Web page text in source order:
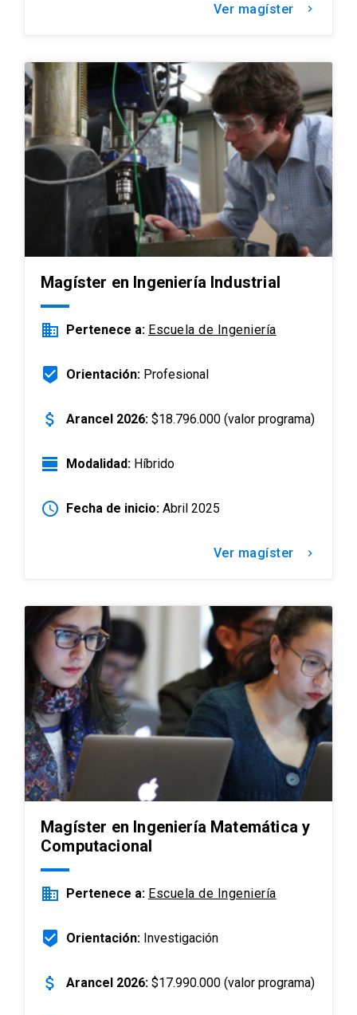
Ver magíster keyboard_arrow_right
Magíster en Ingeniería Industrial
business Pertenece a: Escuela de Ingeniería
beenhere Orientación: Profesional
attach_money Arancel 2026: $18.796.000 (valor programa)
view_day Modalidad: Híbrido
schedule Fecha de inicio: Abril 2025
Ver magíster keyboard_arrow_right
Magíster en Ingeniería Matemática y
Computacional
business Pertenece a: Escuela de Ingeniería
beenhere Orientación: Investigación
attach_money Arancel 2026: $17.990.000 (valor programa)